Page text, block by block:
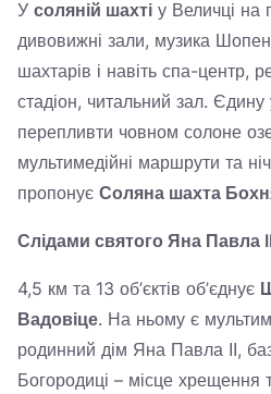
У соляній шахті у Величці на
дивовижні зали, музика
шахтарів і навіть спа-центр,
стадіон, читальний зал. Єдину
перепливти човном солоне
мультимедійні маршрути та
пропонує Соляна шахта
Слідами святого Яна Павла
4,5 км та 13 об’єктів об’єднує
Вадовіце. На ньому є
родинний дім Яна Павла ІІ,
Богородиці – місце хрещення